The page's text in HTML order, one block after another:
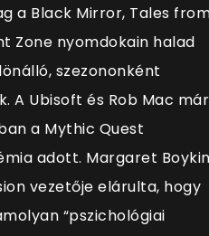
a Black Mirror, Tales
Zone nyomdokain halad
szezononként
A Ubisoft és Rob Mac már
a Mythic Quest
adott. Margaret
vezetője elárulta, hogy
“pszichológiai